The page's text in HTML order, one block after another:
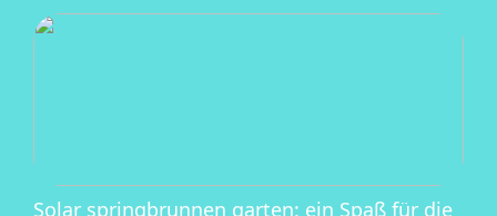
Solar springbrunnen garten: ein Spaß für die